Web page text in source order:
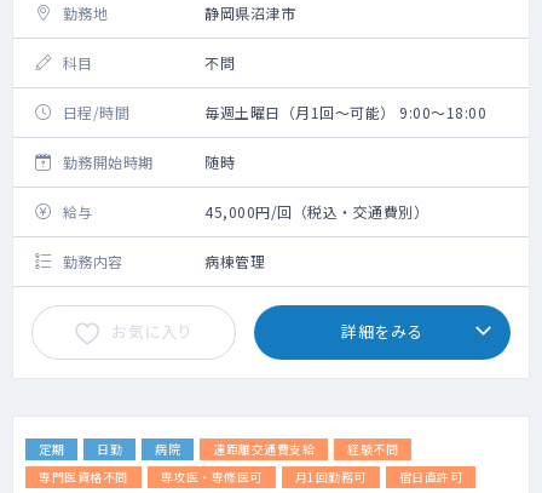
勤務地 静岡県沼津市
科目 不問
日程/時間 毎週土曜日（月1回～可能） 9:00～18:00
勤務開始時期 随時
給与 45,000円/回（税込・交通費別）
勤務内容 病棟管理
お気に入り 詳細をみる
定期 日勤 病院 遠距離交通費支給
経験不問
専門医資格不問
専攻医・専修医可 月1回勤務可 宿日直許可